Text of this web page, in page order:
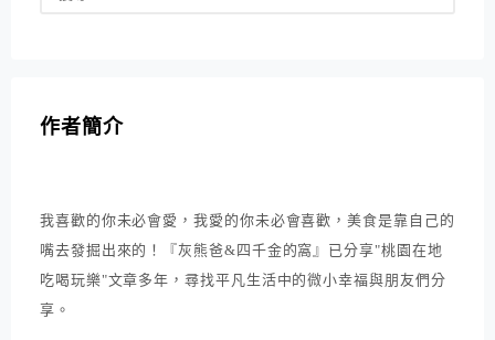
作者簡介
我喜歡的你未必會愛，我愛的你未必會喜歡，美食是靠自己的
嘴去發掘出來的！『灰熊爸&四千金的窩』已分享"桃園在地
吃喝玩樂"文章多年，尋找平凡生活中的微小幸福與朋友們分
享。